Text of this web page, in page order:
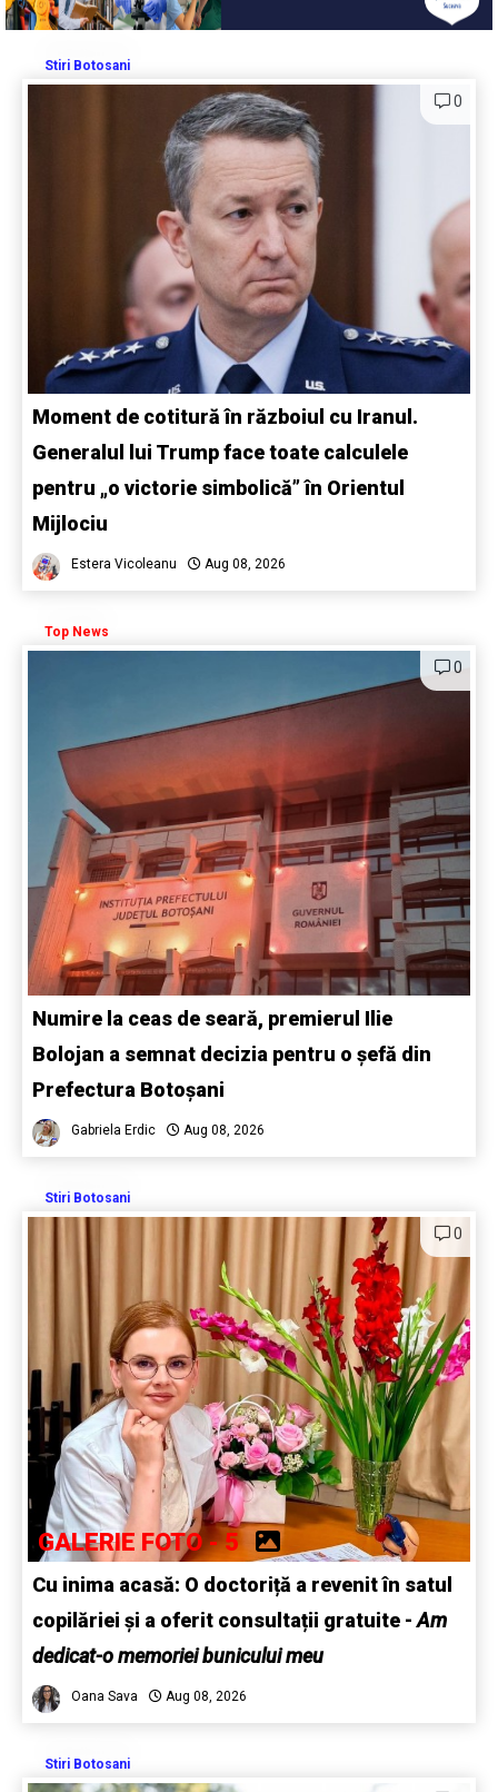
Stiri Botosani
0
Moment de cotitură în războiul cu Iranul.
Generalul lui Trump face toate calculele
pentru „o victorie simbolică” în Orientul
Mijlociu
Estera Vicoleanu Aug 08, 2026
Top News
0
Numire la ceas de seară, premierul Ilie
Bolojan a semnat decizia pentru o șefă din
Prefectura Botoșani
Gabriela Erdic Aug 08, 2026
Stiri Botosani
0
GALERIE FOTO - 5
Cu inima acasă: O doctoriță a revenit în satul
copilăriei și a oferit consultații gratuite -Am
dedicat-o memoriei bunicului meu
Oana Sava Aug 08, 2026
Stiri Botosani